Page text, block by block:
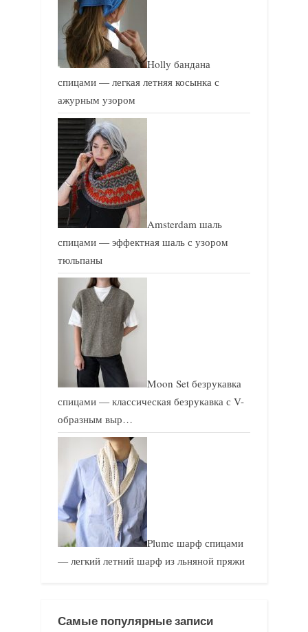
Holly бандана
спицами — легкая летняя косынка с
ажурным узором
Amsterdam шаль
спицами — эффектная шаль с узором
тюльпаны
Moon Set безрукавка
спицами — классическая безрукавка с V-
образным выр…
Plume шарф спицами
— легкий летний шарф из льняной пряжи
Самые популярные записи